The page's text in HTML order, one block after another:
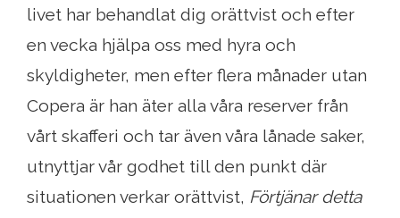
livet har behandlat dig orättvist och efter
en vecka hjälpa oss med hyra och
skyldigheter, men efter flera månader utan
Copera är han äter alla våra reserver från
vårt skafferi och tar även våra lånade saker,
utnyttjar vår godhet till den punkt där
situationen verkar orättvist, Förtjänar detta